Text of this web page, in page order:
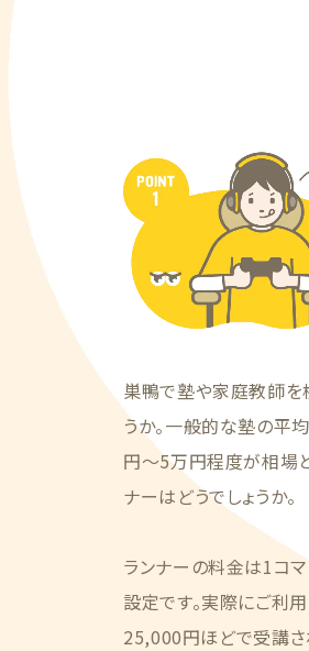
巣鴨で塾や家庭教師を
うか。一般的な塾の平
円〜5万円程度が相場
ナーはどうでしょうか。
ランナーの料金は1コ
設定です。実際にご利
25,000円ほどで受講さ